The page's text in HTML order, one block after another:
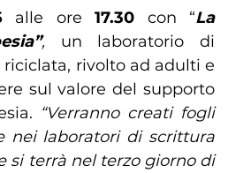
alle ore 17.30 con “La
, un laboratorio di
rivolto ad adulti e
sul valore del supporto
“Verranno creati fogli
nei laboratori di scrittura
si terrà nel terzo giorno di